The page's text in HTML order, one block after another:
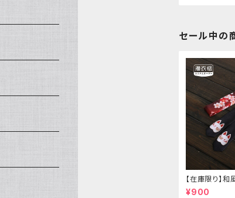
セール中の
【在庫限り】
リボン（狐面/金
¥900